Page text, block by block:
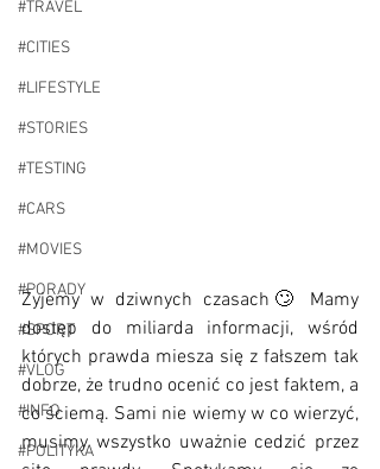
#TRAVEL
#CITIES
#LIFESTYLE
#STORIES
#TESTING
#CARS
#MOVIES
#PORADY
#SPORT
#VLOG
#INFO
#POLITYKA
Żyjemy w dziwnych czasach🙄 Mamy
dostęp do miliarda informacji, wśród
których prawda miesza się z fałszem tak
dobrze, że trudno ocenić co jest faktem, a
co ściemą. Sami nie wiemy w co wierzyć,
musimy wszystko uważnie cedzić przez